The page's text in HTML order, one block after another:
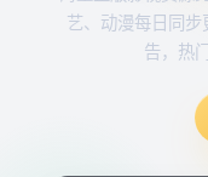
艺、动漫每日同
告，热